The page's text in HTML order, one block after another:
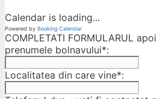
Calendar is loading...
Powered by Booking Calendar
COMPLETATI FORMULARUL
prenumele bolnavului*:
Localitatea din care vine*: